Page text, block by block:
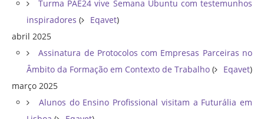
Turma PAE24 vive Semana Ubuntu com testemunhos
inspiradores ( Eqavet)
abril 2025
Assinatura de Protocolos com Empresas Parceiras no
Âmbito da Formação em Contexto de Trabalho ( Eqavet)
março 2025
Alunos do Ensino Profissional visitam a Futurália em